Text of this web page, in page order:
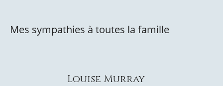
Mes sympathies à toutes la famille
Louise Murray